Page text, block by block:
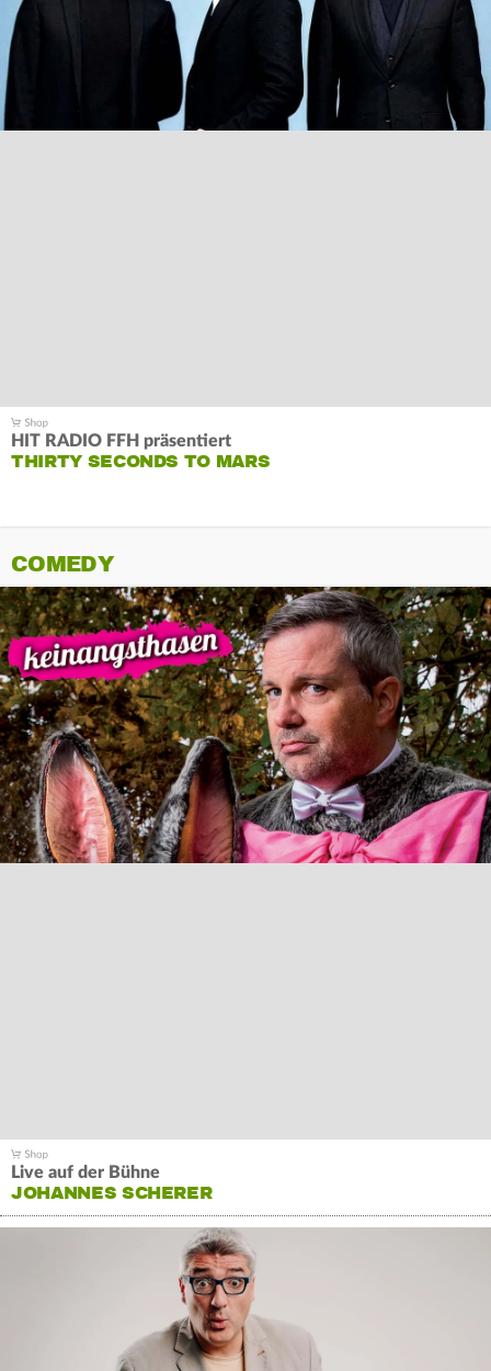
HIT RADIO FFH präsentiert
THIRTY SECONDS TO MARS
COMEDY
Live auf der Bühne
JOHANNES SCHERER